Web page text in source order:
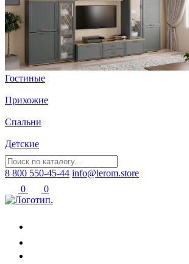
Гостиные
Прихожие
Спальни
Детские
8 800 550-45-44 info@lerom.store
0
0